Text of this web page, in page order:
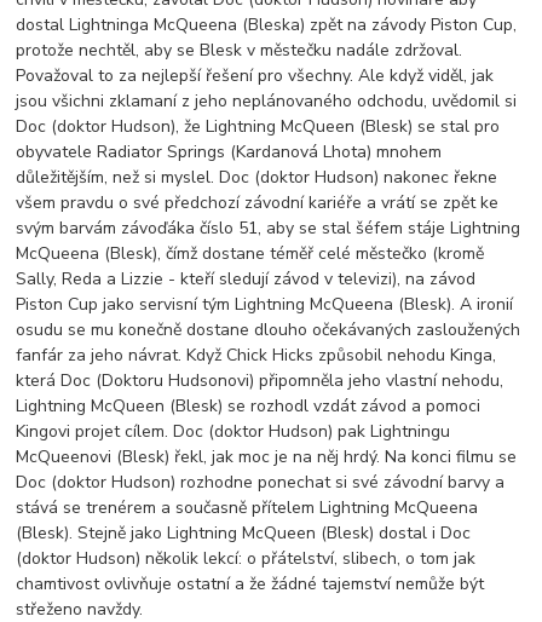
dostal Lightninga McQueena (Bleska) zpět na závody Piston Cup,
protože nechtěl, aby se Blesk v městečku nadále zdržoval.
Považoval to za nejlepší řešení pro všechny. Ale když viděl, jak
jsou všichni zklamaní z jeho neplánovaného odchodu, uvědomil si
Doc (doktor Hudson), že Lightning McQueen (Blesk) se stal pro
obyvatele Radiator Springs (Kardanová Lhota) mnohem
důležitějším, než si myslel. Doc (doktor Hudson) nakonec řekne
všem pravdu o své předchozí závodní kariéře a vrátí se zpět ke
svým barvám závoďáka číslo 51, aby se stal šéfem stáje Lightning
McQueena (Blesk), čímž dostane téměř celé městečko (kromě
Sally, Reda a Lizzie - kteří sledují závod v televizi), na závod
Piston Cup jako servisní tým Lightning McQueena (Blesk). A ironií
osudu se mu konečně dostane dlouho očekávaných zasloužených
fanfár za jeho návrat. Když Chick Hicks způsobil nehodu Kinga,
která Doc (Doktoru Hudsonovi) připomněla jeho vlastní nehodu,
Lightning McQueen (Blesk) se rozhodl vzdát závod a pomoci
Kingovi projet cílem. Doc (doktor Hudson) pak Lightningu
McQueenovi (Blesk) řekl, jak moc je na něj hrdý. Na konci filmu se
Doc (doktor Hudson) rozhodne ponechat si své závodní barvy a
stává se trenérem a současně přítelem Lightning McQueena
(Blesk). Stejně jako Lightning McQueen (Blesk) dostal i Doc
(doktor Hudson) několik lekcí: o přátelství, slibech, o tom jak
chamtivost ovlivňuje ostatní a že žádné tajemství nemůže být
střeženo navždy.